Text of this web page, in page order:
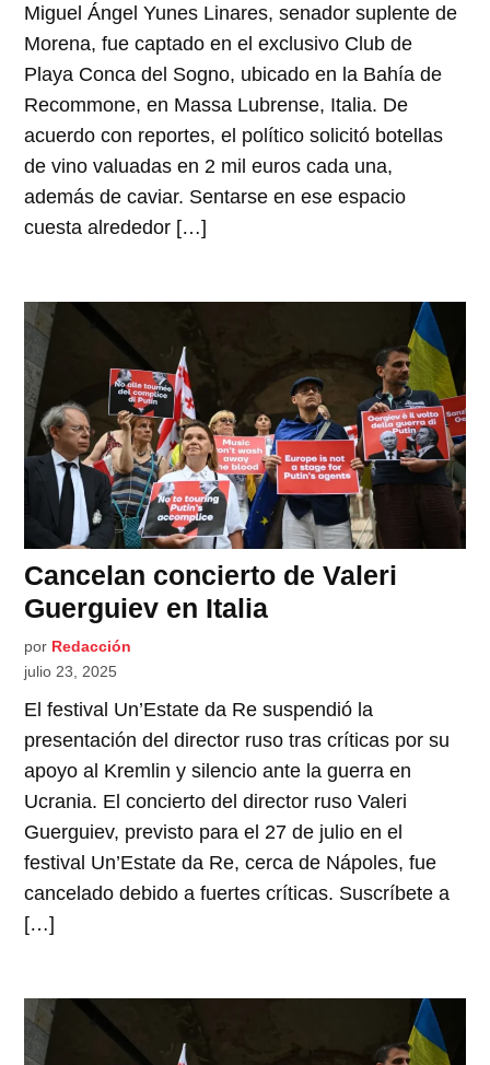
Miguel Ángel Yunes Linares, senador suplente de
Morena, fue captado en el exclusivo Club de
Playa Conca del Sogno, ubicado en la Bahía de
Recommone, en Massa Lubrense, Italia. De
acuerdo con reportes, el político solicitó botellas
de vino valuadas en 2 mil euros cada una,
además de caviar. Sentarse en ese espacio
cuesta alrededor […]
Cancelan concierto de Valeri
Guerguiev en Italia
por Redacción
julio 23, 2025
El festival Un’Estate da Re suspendió la
presentación del director ruso tras críticas por su
apoyo al Kremlin y silencio ante la guerra en
Ucrania. El concierto del director ruso Valeri
Guerguiev, previsto para el 27 de julio en el
festival Un’Estate da Re, cerca de Nápoles, fue
cancelado debido a fuertes críticas. Suscríbete a
[…]